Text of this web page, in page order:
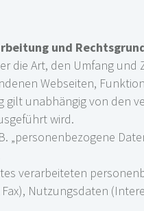
und
die Art, den Umfang
Webseiten,
gilt unabhängig von
wird.
„personenbezogene
verarbeiteten
Nutzungsdaten